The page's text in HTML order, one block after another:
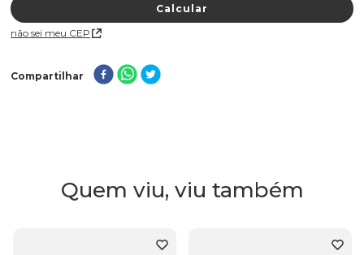
Não sei meu CEP
Compartilhar
Quem viu, viu também